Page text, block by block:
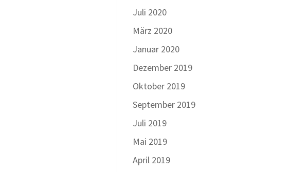
Juli 2020
März 2020
Januar 2020
Dezember 2019
Oktober 2019
September 2019
Juli 2019
Mai 2019
April 2019